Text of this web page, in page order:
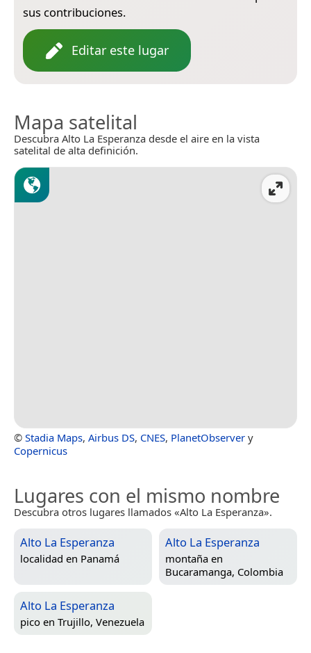
sus contribuciones.
Editar este lugar
Mapa satelital
Descubra Alto La Esperanza desde el aire en la vista
satelital de alta definición.
© Stadia Maps, Airbus DS, CNES, PlanetObserver y
Copernicus
Lugares con el mismo nombre
Descubra otros lugares llamados «Alto La Esperanza».
Alto La Esperanza
localidad en Panamá
Alto La Esperanza
montaña en
Bucaramanga, Colombia
Alto La Esperanza
pico en Trujillo, Venezuela